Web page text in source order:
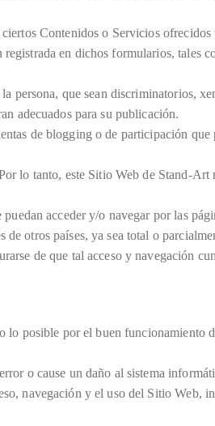
Contenidos o Servicios
en dichos formularios, tales
persona, que sean discriminatorios,
adecuados para su publicación.
de blogging o de participación que
lo tanto, este Sitio Web de Stand-Art
acceder y/o navegar por las
otros países, ya sea total o
de que tal acceso y navegación
posible por el buen funcionamiento
o cause un daño al sistema
navegación y el uso del Sitio Web,